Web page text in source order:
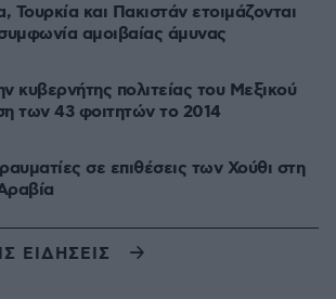
Τουρκία και Πακιστάν ετοιμάζονται
αμοιβαίας άμυνας
κυβερνήτης πολιτείας του Μεξικού
των 43 φοιτητών το 2014
σε επιθέσεις των Χούθι στη
ΕΙΔΗΣΕΙΣ